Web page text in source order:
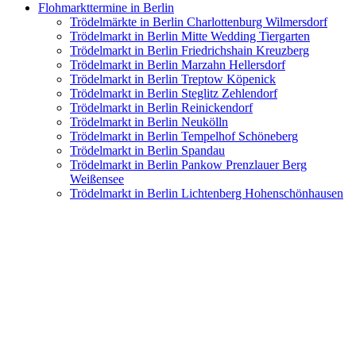
Flohmarkttermine in Berlin
Trödelmärkte in Berlin Charlottenburg Wilmersdorf
Trödelmarkt in Berlin Mitte Wedding Tiergarten
Trödelmarkt in Berlin Friedrichshain Kreuzberg
Trödelmarkt in Berlin Marzahn Hellersdorf
Trödelmarkt in Berlin Treptow Köpenick
Trödelmarkt in Berlin Steglitz Zehlendorf
Trödelmarkt in Berlin Reinickendorf
Trödelmarkt in Berlin Neukölln
Trödelmarkt in Berlin Tempelhof Schöneberg
Trödelmarkt in Berlin Spandau
Trödelmarkt in Berlin Pankow Prenzlauer Berg
Weißensee
Trödelmarkt in Berlin Lichtenberg Hohenschönhausen